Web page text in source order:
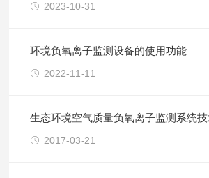
2023-10-31
环境负氧离子监测设备的使用功能
2022-11-11
生态环境空气质量负氧离子监测系统
2017-03-21